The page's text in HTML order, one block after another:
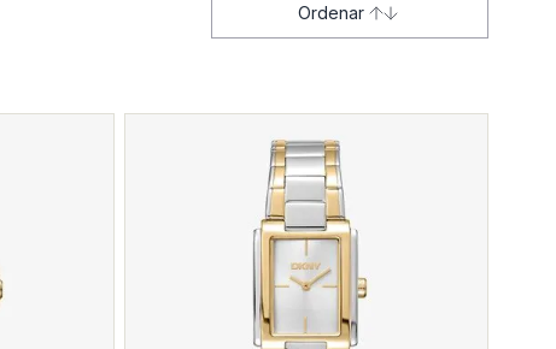
Ordenar